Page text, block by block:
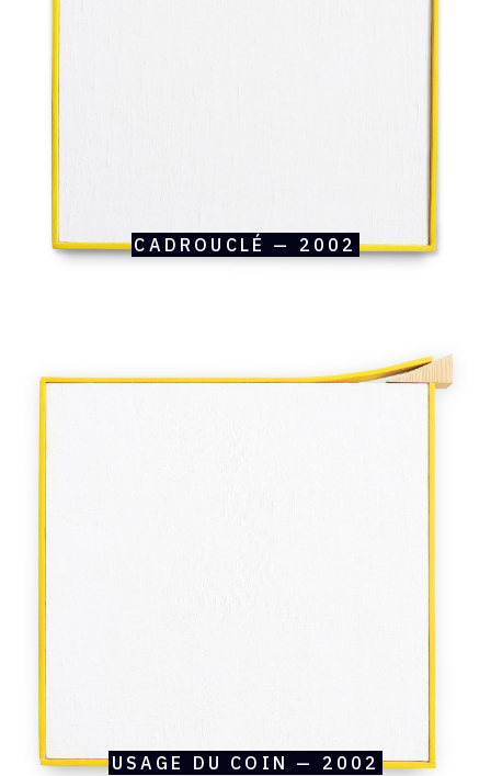
CADROUCLÉ — 2002
raisonné,
André
Usage
2002
USAGE DU COIN — 2002